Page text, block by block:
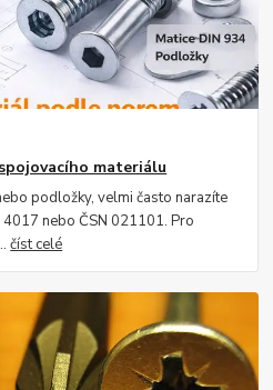
materiálu
podložky, velmi často narazíte
4017 nebo ČSN 021101. Pro
číst celé